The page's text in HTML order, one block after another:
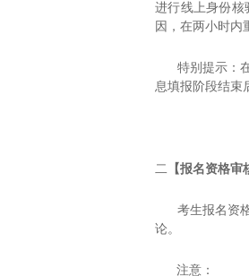
进行线上身份核
因，在两小时内
特别提示：
息填报阶段结束
二 【报名资格审
考生报名资
论。
注意：